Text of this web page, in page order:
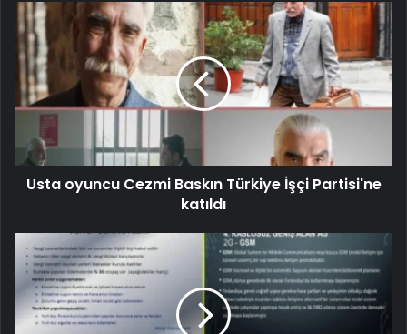
Usta oyuncu Cezmi Baskın Türkiye İşçi Partisi'ne
katıldı